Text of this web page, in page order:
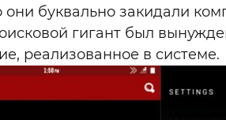
они буквально закидали
гигант был
реализованное в системе.